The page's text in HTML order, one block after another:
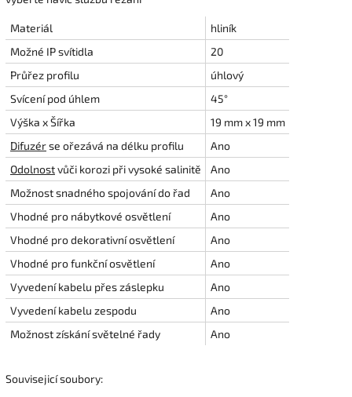
Materiál
hliník
Možné IP svítidla
20
Průřez profilu
úhlový
Svícení pod úhlem
45°
Výška x Šířka
19 mm x 19 mm
Difuzérse ořezává na délku profilu
Ano
Odolnostvůči korozi při vysoké salinitě
Ano
Možnost snadného spojování do řad
Ano
Vhodné pro nábytkové osvětlení
Ano
Vhodné pro dekorativní osvětlení
Ano
Vhodné pro funkční osvětlení
Ano
Vyvedení kabelu přes záslepku
Ano
Vyvedení kabelu zespodu
Ano
Možnost získání světelné řady
Ano
Souvisejicí soubory: